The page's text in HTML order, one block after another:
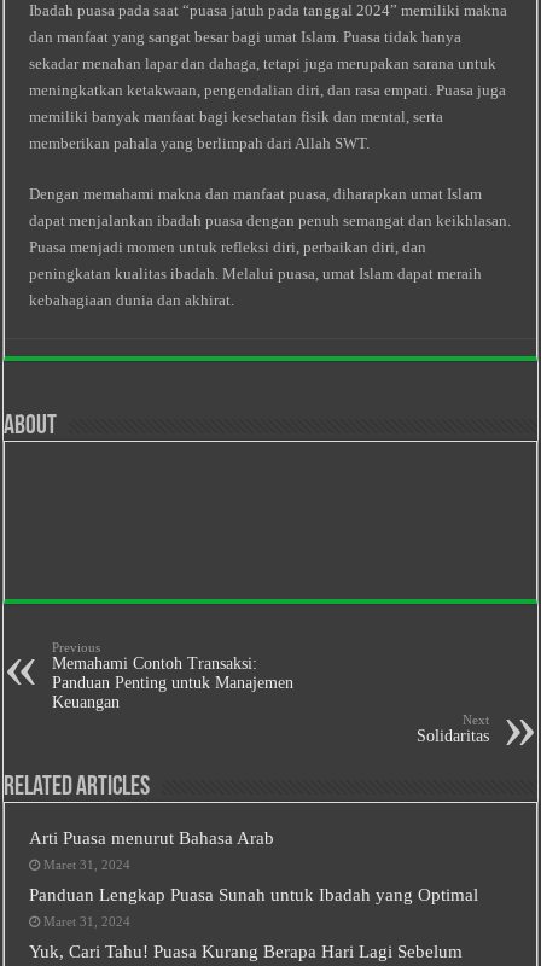
Ibadah puasa pada saat “puasa jatuh pada tanggal 2024” memiliki makna
dan manfaat yang sangat besar bagi umat Islam. Puasa tidak hanya
sekadar menahan lapar dan dahaga, tetapi juga merupakan sarana untuk
meningkatkan ketakwaan, pengendalian diri, dan rasa empati. Puasa juga
memiliki banyak manfaat bagi kesehatan fisik dan mental, serta
memberikan pahala yang berlimpah dari Allah SWT.
Dengan memahami makna dan manfaat puasa, diharapkan umat Islam
dapat menjalankan ibadah puasa dengan penuh semangat dan keikhlasan.
Puasa menjadi momen untuk refleksi diri, perbaikan diri, dan
peningkatan kualitas ibadah. Melalui puasa, umat Islam dapat meraih
kebahagiaan dunia dan akhirat.
About
Previous
Memahami Contoh Transaksi:
Panduan Penting untuk Manajemen
Keuangan
Next
Solidaritas
Related Articles
Arti Puasa menurut Bahasa Arab
Maret 31, 2024
Panduan Lengkap Puasa Sunah untuk Ibadah yang Optimal
Maret 31, 2024
Yuk, Cari Tahu! Puasa Kurang Berapa Hari Lagi Sebelum